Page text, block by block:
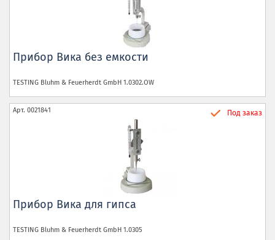
Прибор Вика без емкости
TESTING Bluhm & Feuerherdt GmbH 1.0302.OW
Арт. 0021841 Под заказ
Прибор Вика для гипса
TESTING Bluhm & Feuerherdt GmbH 1.0305